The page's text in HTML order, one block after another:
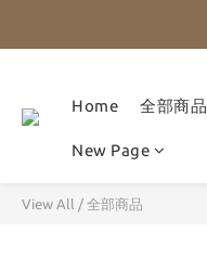
Home 全部商品
New Page
View All / 全部商品